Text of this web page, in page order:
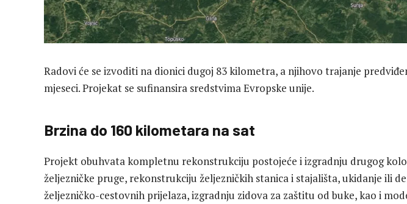
Radovi će se izvoditi na dionici dugoj 83 kilometra, a njihovo trajanje
mjeseci. Projekat se sufinansira sredstvima Evropske unije.
Brzina do 160 kilometara na sat
Projekt obuhvata kompletnu rekonstrukciju postojeće i izgradnju drugog
željezničke pruge, rekonstrukciju željezničkih stanica i stajališta, ukidanje ili
željezničko-cestovnih prijelaza, izgradnju zidova za zaštitu od buke, kao i